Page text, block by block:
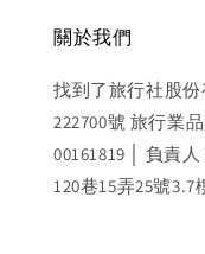
關於我們
找到了旅行社股
222700號 旅行業
00161819 │ 負責
120巷15弄25號3.7